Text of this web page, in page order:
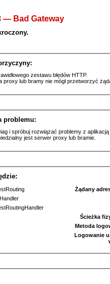
— Bad Gateway
zestawu błędów HTTP.
proxy lub bramy nie mógł przetworzyć
problemu:
i spróbuj rozwiązać problemy z
jest serwer proxy lub bramie.
Żądany
Ścieżka
Metoda
Logowanie